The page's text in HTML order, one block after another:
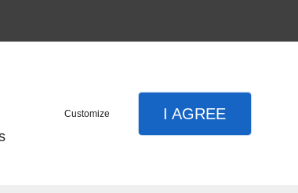
Mentions légales
Customize I AGREE